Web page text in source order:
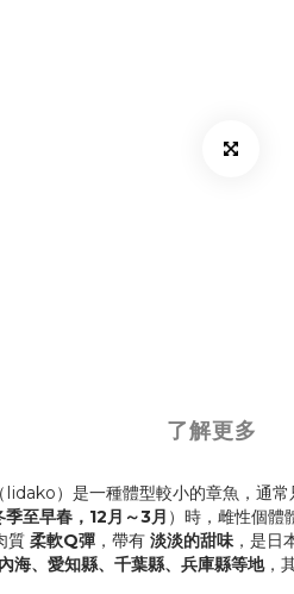
了解更多
Iidako）是一種體型較小的章魚，通常
季至早春，12月～3月 ）時，雌性個體
質 柔軟Q彈，帶有 淡淡的甜味，是日
海、愛知縣、千葉縣、兵庫縣等地，